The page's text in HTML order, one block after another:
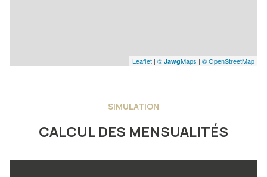
Leaflet | © JawgMaps | © OpenStreetMap
SIMULATION
CALCUL DES MENSUALITÉS